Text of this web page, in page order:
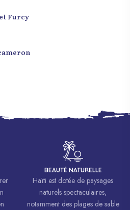
Furcy
BEAUTÉ NATURELLE
Haïti est dotée de paysages
naturels spectaculaires,
notamment des plages de sable